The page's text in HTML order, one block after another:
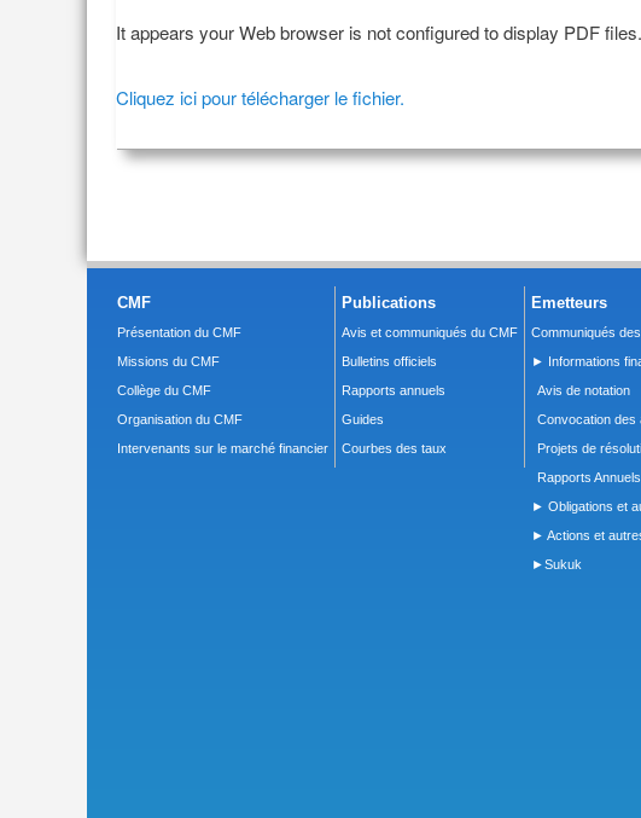
It appears your Web browser is not configured to display PDF files.
Cliquez ici pour télécharger le fichier.
CMF
Présentation du CMF
Missions du CMF
Collège du CMF
Organisation du CMF
Intervenants sur le marché financier
Publications
Avis et communiqués du CMF
Bulletins officiels
Rapports annuels
Guides
Courbes des taux
Emetteurs
Communiqués
► Informations
Avis de notation
Convocation des
Projets de
Rapports
► Obligations et
► Actions et
►Sukuk